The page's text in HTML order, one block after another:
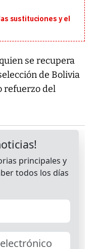
sustituciones y el
se recupera
de Bolivia
refuerzo del